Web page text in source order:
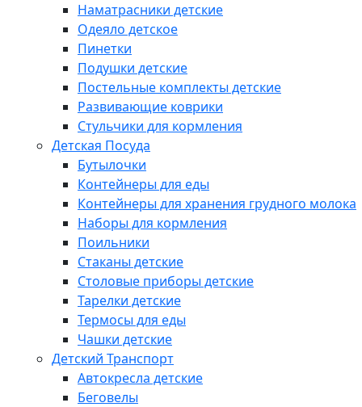
Наматрасники детские
Одеяло детское
Пинетки
Подушки детские
Постельные комплекты детские
Развивающие коврики
Стульчики для кормления
Детская Посуда
Бутылочки
Контейнеры для еды
Контейнеры для хранения грудного молока
Наборы для кормления
Поильники
Стаканы детские
Столовые приборы детские
Тарелки детские
Термосы для еды
Чашки детские
Детский Транспорт
Автокресла детские
Беговелы